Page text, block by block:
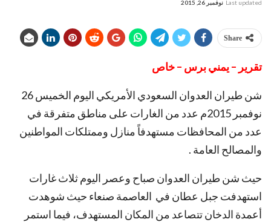
Last updated نوفمبر 26, 2015
Share
تقرير – يمني برس – خاص
شن طيران العدوان السعودي الأمريكي اليوم الخميس 26
نوفمبر 2015م عدد من الغارات على مناطق متفرقة في
عدد من المحافظات مستهدفاً منازل وممتلكات المواطنين
والمصالح العامة .
حيث شن طيران العدوان صباح وعصر اليوم ثلاث غارات
استهدفت جبل عطان في العاصمة صنعاء حيث شوهدت
أعمدة الدخان تتصاعد من المكان المستهدف، فيما استمر